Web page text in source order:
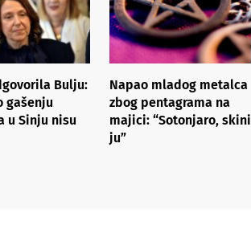
Bulju:
gašenju
u Sinju nisu
Napao mladog metalca
zbog pentagrama na
majici: “Sotonjaro, skini
ju”